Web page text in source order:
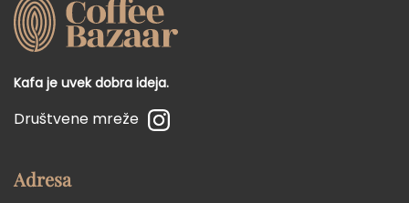
Kafa je uvek dobra ideja.
Društvene mreže
Adresa